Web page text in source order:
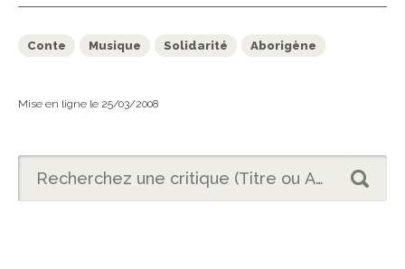
Conte Musique Solidarité Aborigène
Mise en ligne le 25/03/2008